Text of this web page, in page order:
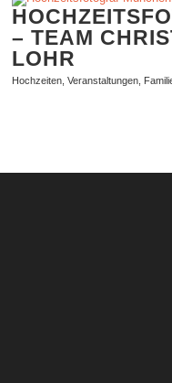
Zum
springen
– TEAM
LOHR
Hochzeiten, Veranstaltungen,